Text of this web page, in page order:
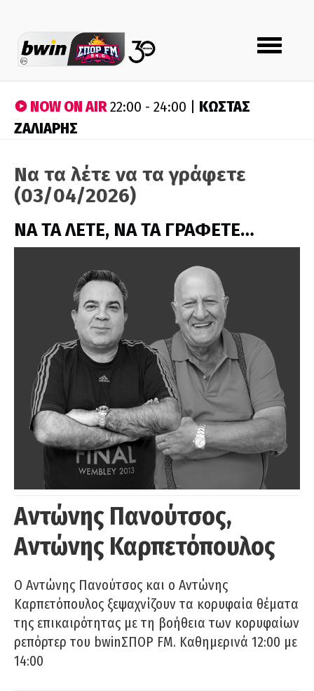
Toggle
navigation
NOW ON AIR22:00 - 24:00 | ΚΩΣΤΑΣ
ΖΑΛΙΑΡΗΣ
Να τα λέτε να τα γράφετε
(03/04/2026)
ΝΑ ΤΑ ΛΕΤΕ, ΝΑ ΤΑ ΓΡΑΦΕΤΕ…
Αντώνης Πανούτσος,
Αντώνης Καρπετόπουλος
Ο Αντώνης Πανούτσος και ο Αντώνης
Καρπετόπουλος ξεψαχνίζουν τα κορυφαία θέματα
της επικαιρότητας με τη βοήθεια των κορυφαίων
ρεπόρτερ του bwinΣΠΟΡ FM. Καθημερινά 12:00 με
14:00